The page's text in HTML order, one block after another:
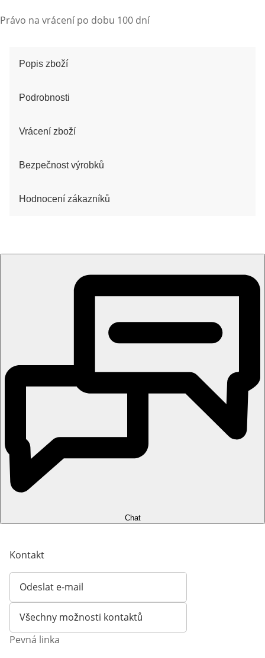
Právo na vrácení po dobu 100 dní
Popis zboží
Podrobnosti
Vrácení zboží
Bezpečnost výrobků
Hodnocení zákazníků
Chat
Kontakt
Odeslat e-mail
Otevírá e-mailového klienta
Všechny možnosti kontaktů
Pevná linka